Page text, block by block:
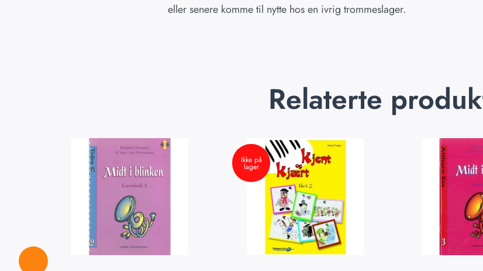
eller senere komme til nytte hos en ivrig trommeslager.
Relaterte
Ikke på
lager